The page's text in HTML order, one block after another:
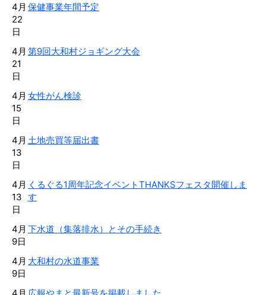
4月
22
日
保健事業年間予定
4月
21
日
第9回大和村ジョギング大会
4月
15
日
女性がん検診
4月
13
日
土地売買等届出書
4月
13
日
くるぐる1周年記念イベントTHANKSフェスタ開催しま
す
4月
9日
下水道（集落排水）とその手続き
4月
9日
大和村の水道事業